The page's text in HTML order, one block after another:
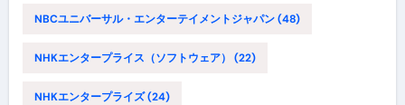
NBCユニバーサル・エンターテイメントジャパン(48)
NHKエンタープライス（ソフトウェア） (22)
NHKエンタープライズ(24)